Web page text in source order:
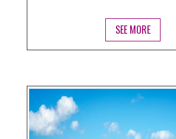
SEE MORE